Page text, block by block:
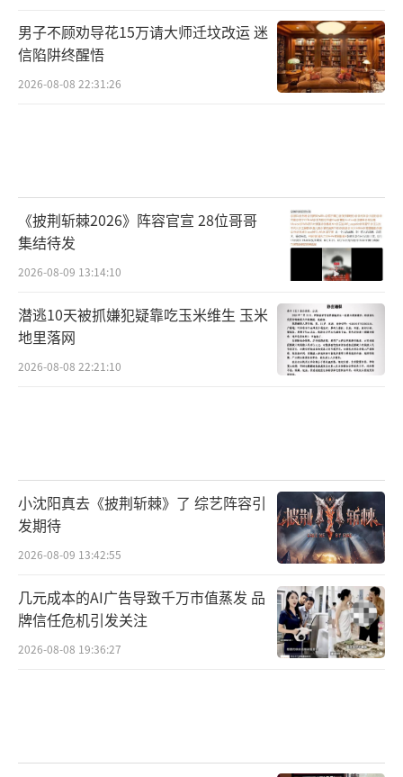
男子不顾劝导花15万请大师迁坟改运 迷
信陷阱终醒悟
2026-08-08 22:31:26
《披荆斩棘2026》阵容官宣 28位哥哥
集结待发
2026-08-09 13:14:10
潜逃10天被抓嫌犯疑靠吃玉米维生 玉米
地里落网
2026-08-08 22:21:10
小沈阳真去《披荆斩棘》了 综艺阵容引
发期待
2026-08-09 13:42:55
几元成本的AI广告导致千万市值蒸发 品
牌信任危机引发关注
2026-08-08 19:36:27